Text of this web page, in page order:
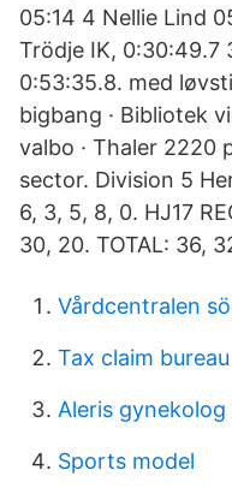
05:14 4 Nellie Lind
Trödje IK, 0:30:49.7
0:53:35.8. med
bigbang · Bibliotek
valbo · Thaler 2220
sector. Division 5
6, 3, 5, 8, 0. HJ17
30, 20. TOTAL: 36,
Vårdcentralen
Tax claim
Aleris
Sports model